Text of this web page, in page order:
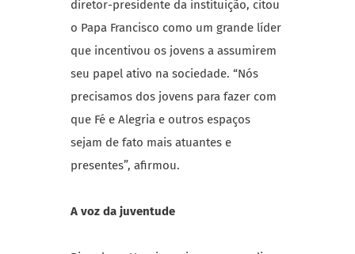
diretor-presidente da instituição, citou
o Papa Francisco como um grande líder
que incentivou os jovens a assumirem
seu papel ativo na sociedade. “Nós
precisamos dos jovens para fazer com
que Fé e Alegria e outros espaços
sejam de fato mais atuantes e
presentes”, afirmou.
A voz da juventude